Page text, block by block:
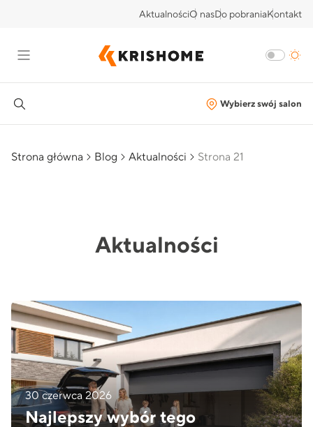
AktualnościO nasDo pobraniaKontakt
Wybierz swój salon
Strona główna Blog Aktualności Strona 21
Aktualności
30 czerwca 2026
Najlepszy wybór tego